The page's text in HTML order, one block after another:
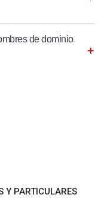
de dominio
Y PARTICULARES